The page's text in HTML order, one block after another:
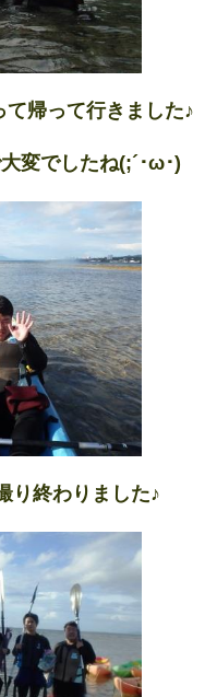
帰って行きました♪
変でしたね(;´･ω･)
り終わりました♪